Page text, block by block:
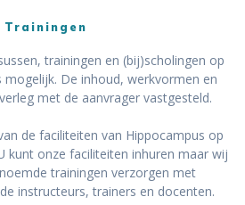
Trainingen
trainingen en (bij)scholingen op
mogelijk. De inhoud, werkvormen en
met de aanvrager vastgesteld.
de faciliteiten van Hippocampus op
kunt onze faciliteiten inhuren maar wij
trainingen verzorgen met
instructeurs, trainers en docenten.